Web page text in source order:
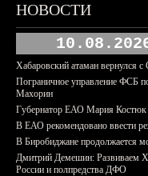
НОВОСТИ
Хабаровский атаман вернулся
Пограничное управление ФСБ
Махорин
Губернатор ЕАО Мария Костюк
В ЕАО рекомендовано ввести
В Биробиджане продолжается
Дмитрий Демешин: Развиваем
России и полпредства ДФО